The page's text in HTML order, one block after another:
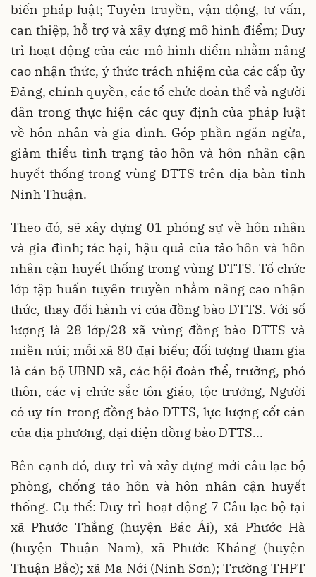
biến pháp luật; Tuyên truyền, vận động, tư vấn,
can thiệp, hỗ trợ và xây dựng mô hình điểm; Duy
trì hoạt động của các mô hình điểm nhằm nâng
cao nhận thức, ý thức trách nhiệm của các cấp ủy
Đảng, chính quyền, các tổ chức đoàn thể và người
dân trong thực hiện các quy định của pháp luật
về hôn nhân và gia đình. Góp phần ngăn ngừa,
giảm thiểu tình trạng tảo hôn và hôn nhân cận
huyết thống trong vùng DTTS trên địa bàn tỉnh
Ninh Thuận.
Theo đó, sẽ xây dựng 01 phóng sự về hôn nhân
và gia đình; tác hại, hậu quả của tảo hôn và hôn
nhân cận huyết thống trong vùng DTTS. Tổ chức
lớp tập huấn tuyên truyền nhằm nâng cao nhận
thức, thay đổi hành vi của đồng bào DTTS. Với số
lượng là 28 lớp/28 xã vùng đồng bào DTTS và
miền núi; mỗi xã 80 đại biểu; đối tượng tham gia
là cán bộ UBND xã, các hội đoàn thể, trưởng, phó
thôn, các vị chức sắc tôn giáo, tộc trưởng, Người
có uy tín trong đồng bào DTTS, lực lượng cốt cán
của địa phương, đại diện đồng bào DTTS...
Bên cạnh đó, duy trì và xây dựng mới câu lạc bộ
phòng, chống tảo hôn và hôn nhân cận huyết
thống. Cụ thể: Duy trì hoạt động 7 Câu lạc bộ tại
xã Phước Thắng (huyện Bác Ái), xã Phước Hà
(huyện Thuận Nam), xã Phước Kháng (huyện
Thuận Bắc); xã Ma Nới (Ninh Sơn); Trường THPT